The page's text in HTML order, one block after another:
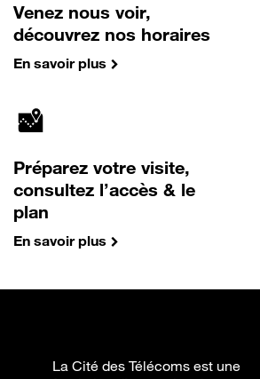
Venez nous voir,
découvrez nos horaires
En savoir plus
Préparez votre visite,
consultez l’accès & le
plan
En savoir plus
La Cité des Télécoms est une